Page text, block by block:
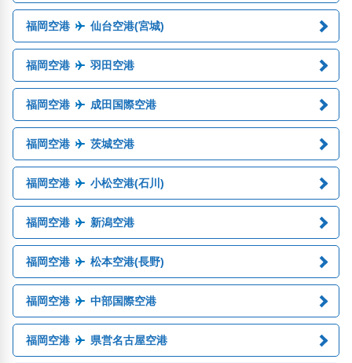
福岡空港 仙台空港(宮城)
福岡空港 羽田空港
福岡空港 成田国際空港
福岡空港 茨城空港
福岡空港 小松空港(石川)
福岡空港 新潟空港
福岡空港 松本空港(長野)
福岡空港 中部国際空港
福岡空港 県営名古屋空港